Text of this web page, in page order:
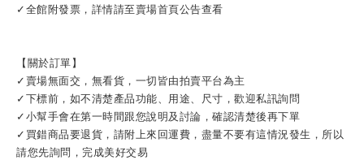
✓全館附發票，詳情請至賣場首頁公告查看
【關於訂單】
✓賣場無面交，無看貨，一切皆由拍賣平台為主
✓下標前，如不清楚產品功能、用途、尺寸，歡迎私訊詢問
✓小幫手會在第一時間跟您說明及討論，確認清楚後再下單
✓買錯商品要退貨，請附上來回運費，盡量不要有這情況發生，所以
請您先詢問，完成美好交易